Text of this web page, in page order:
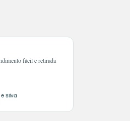
fácil e retirada
Silva